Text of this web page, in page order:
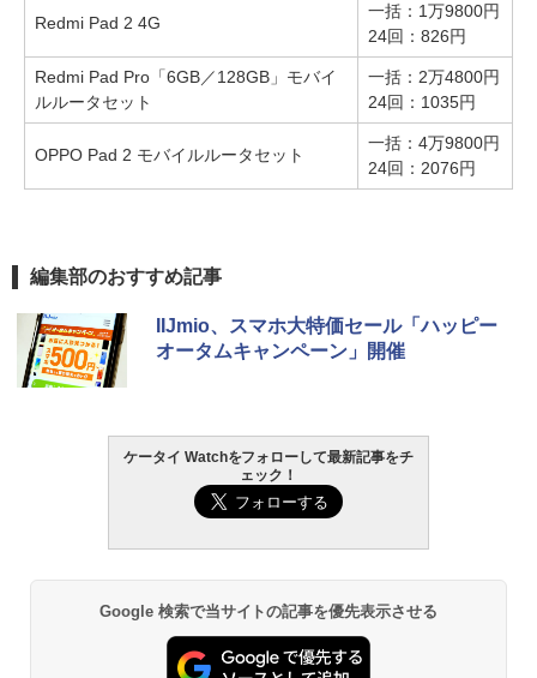
Redmi Pad 2 4G
一括：1万9800円
24回：826円
Redmi Pad Pro「6GB／128GB」モバイ
ルルータセット
一括：2万4800円
24回：1035円
OPPO Pad 2 モバイルルータセット
一括：4万9800円
24回：2076円
編集部のおすすめ記事
IIJmio、スマホ大特価セール「ハッピー
オータムキャンペーン」開催
ケータイ Watchをフォローして最新記事をチ
ェック！
Google 検索で当サイトの記事を優先表示させる